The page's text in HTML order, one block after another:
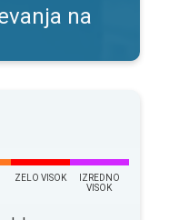
na
ZELO VISOK
IZREDNO
VISOK